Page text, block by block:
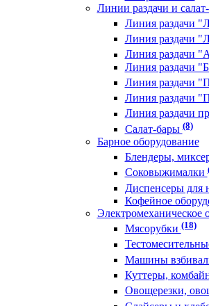
Линии раздачи и
Линия раздачи
Линия раздачи
Линия раздачи
Линия раздачи
Линия раздачи
Линия раздачи
Линия раздачи
Салат-бары(8)
Барное оборудование
Блендеры,
Соковыжималки
Диспенсеры для
Кофейное
Электромеханическое
Мясорубки(18)
Машины
Куттеры,
Овощерезки,